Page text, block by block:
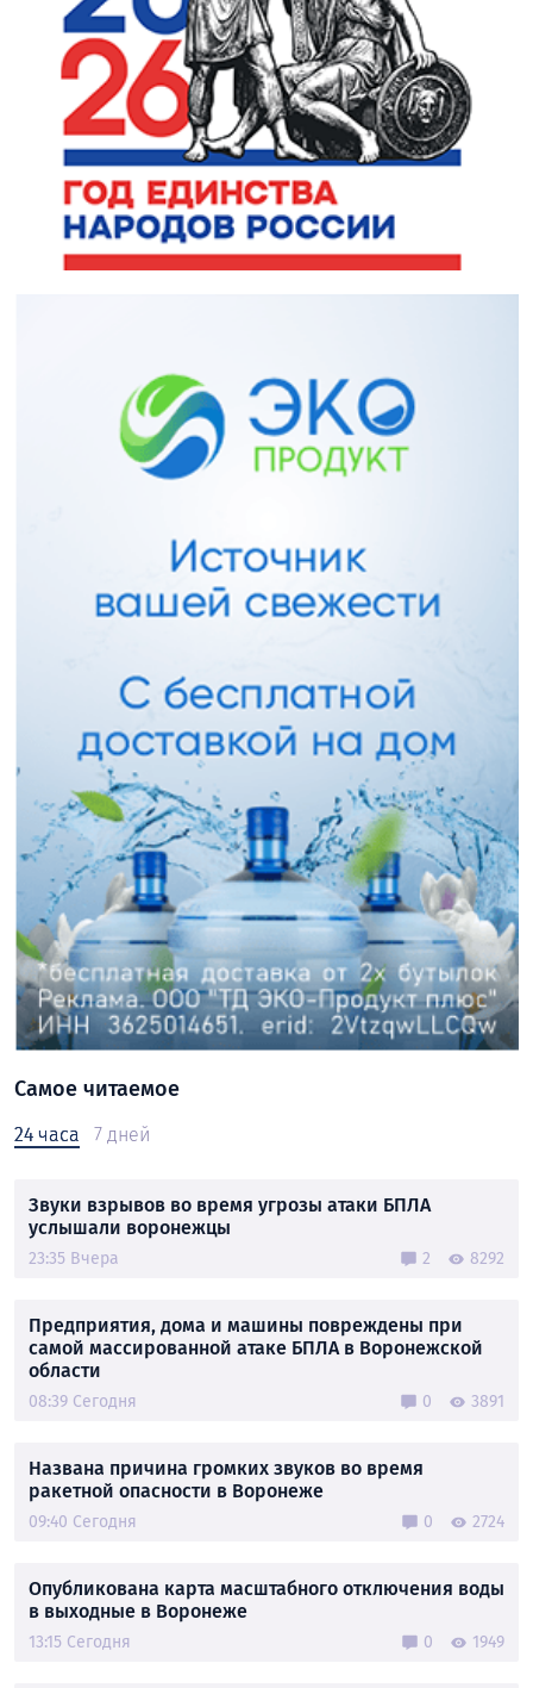
Самое читаемое
24 часа 7 дней
Звуки взрывов во время угрозы атаки БПЛА
услышали воронежцы
23:35 Вчера 2 8292
Предприятия, дома и машины повреждены при
самой массированной атаке БПЛА в Воронежской
области
08:39 Сегодня 0 3891
Названа причина громких звуков во время
ракетной опасности в Воронеже
09:40 Сегодня 0 2724
Опубликована карта масштабного отключения воды
в выходные в Воронеже
13:15 Сегодня 0 1949